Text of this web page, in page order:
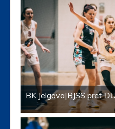
BK Jelgava|BJSS pret